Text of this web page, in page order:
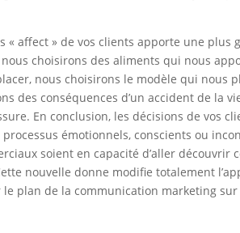
« affect » de vos clients apporte une plus
choisirons des aliments qui nous
nous choisirons le modèle qui nous
des conséquences d’un accident de la
En conclusion, les décisions de vos
émotionnels, conscients ou
soient en capacité d’aller
nouvelle donne modifie totalement
plan de la communication marketing